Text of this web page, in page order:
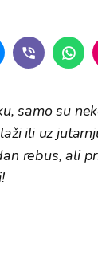
samo su
ili uz
rebus, ali